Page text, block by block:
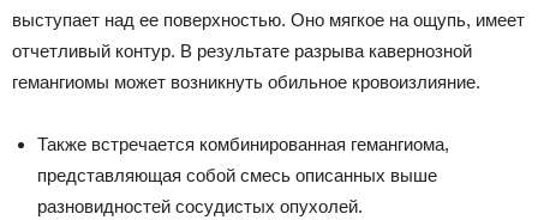
выступает над ее поверхностью. Оно мягкое на ощупь, имеет
отчетливый контур. В результате разрыва кавернозной
гемангиомы может возникнуть обильное кровоизлияние.
Также встречается комбинированная гемангиома,
представляющая собой смесь описанных выше
разновидностей сосудистых опухолей.